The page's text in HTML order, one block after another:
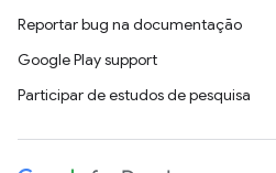
Reportar bug na documentação
Google Play support
Participar de estudos de pesquisa